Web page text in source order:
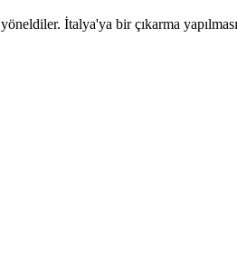
İtalya'ya bir çıkarma